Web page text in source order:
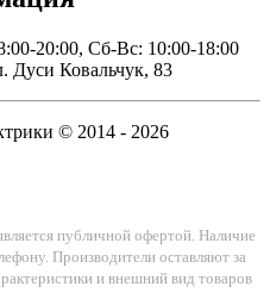
20:00, Сб-Вс: 10:00-18:00
Дуси Ковальчук, 83
© 2014 - 2026
публичной офертой. Наличие
Производители оставляют за
и внешний вид товаров